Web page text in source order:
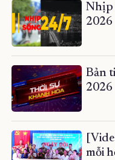
Nhịp
2026
Bản
2026
mỗi